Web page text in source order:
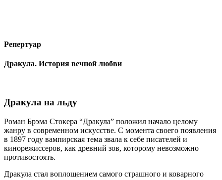
Репертуар
Дракула. История вечной любви
Дракула на льду
Роман Брэма Стокера “Дракула” положил начало целому
жанру в современном искусстве. С момента своего появления
в 1897 году вампирская тема звала к себе писателей и
кинорежиссеров, как древний зов, которому невозможно
противостоять.
Дракула стал воплощением самого страшного и коварного